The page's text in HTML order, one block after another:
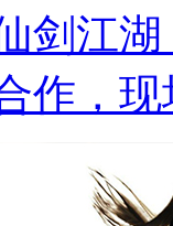
剑江
，现